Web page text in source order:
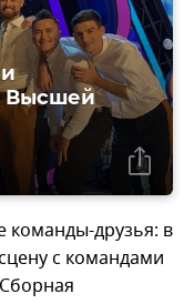
Высшей
команды-друзья: в
с командами